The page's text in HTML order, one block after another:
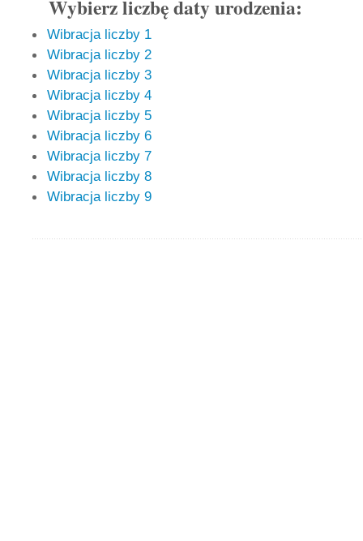
Wybierz liczbę daty urodzenia:
Wibracja liczby 1
Wibracja liczby 2
Wibracja liczby 3
Wibracja liczby 4
Wibracja liczby 5
Wibracja liczby 6
Wibracja liczby 7
Wibracja liczby 8
Wibracja liczby 9